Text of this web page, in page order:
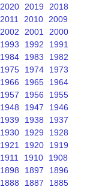
2020 2019
2018
2011 2010
2009
2002 2001
2000
1993 1992
1991
1984 1983
1982
1975 1974
1973
1966 1965
1964
1957 1956
1955
1948 1947
1946
1939 1938
1937
1930 1929
1928
1921 1920
1919
1911 1910
1908
1898 1897
1896
1888 1887
1885